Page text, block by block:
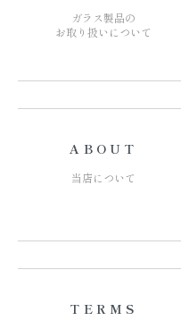
ガラス製品の
お取り扱いについて
ABOUT
当店について
TERMS